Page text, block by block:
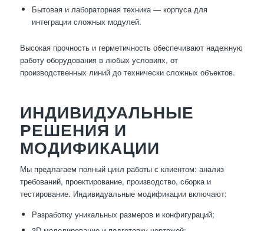
Бытовая и лабораторная техника — корпуса для
интеграции сложных модулей.
Высокая прочность и герметичность обеспечивают надежную
работу оборудования в любых условиях, от
производственных линий до технически сложных объектов.
ИНДИВИДУАЛЬНЫЕ
РЕШЕНИЯ И
МОДИФИКАЦИИ
Мы предлагаем полный цикл работы с клиентом: анализ
требований, проектирование, производство, сборка и
тестирование. Индивидуальные модификации включают:
Разработку уникальных размеров и конфигураций;